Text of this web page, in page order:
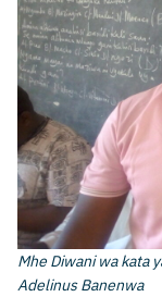
Mhe Diwani wa kata
Adelinus Banenwa